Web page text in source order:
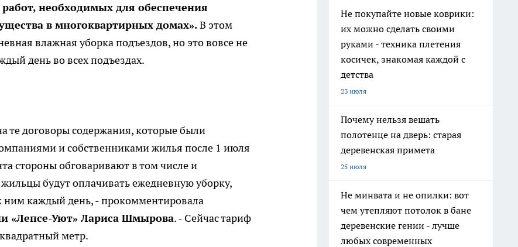
необходимых для обеспечения
в многоквартирных домах».В этом
влажная уборка подъездов, но это вовсе не
день во всех подъездах.
те договоры содержания, которые были
и собственниками жилья после 1 июля
стороны обговаривают в том числе и
будут оплачивать ежедневную уборку,
ним каждый день, - прокомментировала
«Лепсе-Уют» Лариса Шмырова. - Сейчас тариф
метр.
Не покупайте новые коврики:
их можно сделать своими
руками - техника плетения
косичек, знакомая каждой с
детства
23 июля
Почему нельзя вешать
полотенце на дверь: старая
деревенская примета
25 июля
Не минвата и не опилки: вот
чем утепляют потолок в бане
деревенские гении - лучше
любых современных